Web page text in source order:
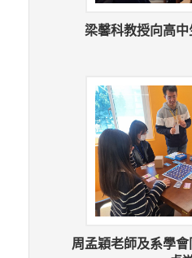
梁馨科教授向高
周孟穎老師及系學